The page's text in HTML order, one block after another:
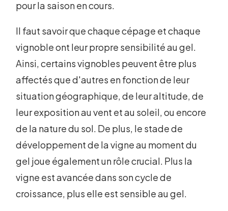
pour la saison en cours.
Il faut savoir que chaque cépage et chaque
vignoble ont leur propre sensibilité au gel.
Ainsi, certains vignobles peuvent être plus
affectés que d'autres en fonction de leur
situation géographique, de leur altitude, de
leur exposition au vent et au soleil, ou encore
de la nature du sol. De plus, le stade de
développement de la vigne au moment du
gel joue également un rôle crucial. Plus la
vigne est avancée dans son cycle de
croissance, plus elle est sensible au gel.